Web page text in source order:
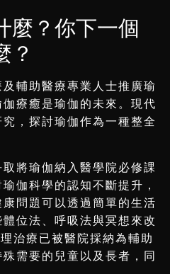
麼？你下一個
？
輔助醫療專業人士推廣瑜
療癒是瑜伽的未來。現代
，探討瑜伽作為一種整全
將瑜伽納入醫學院必修課
伽科學的認知不斷提升，
問題可以透過簡單的生活
位法、呼吸法與冥想來改
治療已被醫院採納為輔助
需要的兒童以及長者，同